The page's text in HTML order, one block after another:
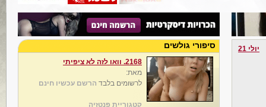
יולי 21 סיפורי גולשים
2168. וואו לזה לא ציפיתי
מאת:
לרשומים בלבד הרשם עכשיו חינם
קטגוריית פנטזיה